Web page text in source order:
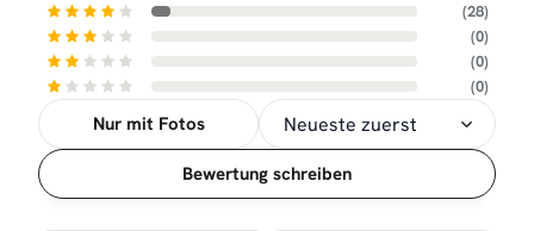
(28)
(0)
(0)
(0)
Nur mit Fotos
Sortierung
Bewertung schreiben